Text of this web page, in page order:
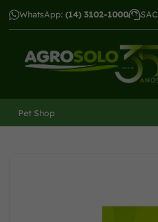
WhatsApp: (14) 3102-1000 SAC
Pet Shop
menu